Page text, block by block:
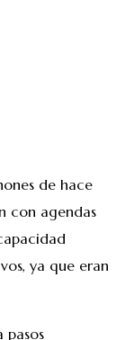
de hace
con agendas
ya que eran